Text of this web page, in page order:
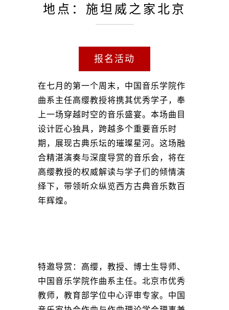
地点：施坦威之家北京
报名活动
在七月的第一个周末，中国音乐学院作
曲系主任高缨教授将携其优秀学子，奉
上一场穿越时空的音乐盛宴。本场曲目
设计匠心独具，跨越多个重要音乐时
期，展现古典乐坛的璀璨星河。这场融
合精湛演奏与深度导赏的音乐会，将在
高缨教授的权威解读与学子们的倾情演
绎下，带领听众纵览西方古典音乐数百
年辉煌。
特邀导赏：高缨，教授、博士生导师、
中国音乐学院作曲系主任。北京市优秀
教师，教育部学位中心评审专家。中国